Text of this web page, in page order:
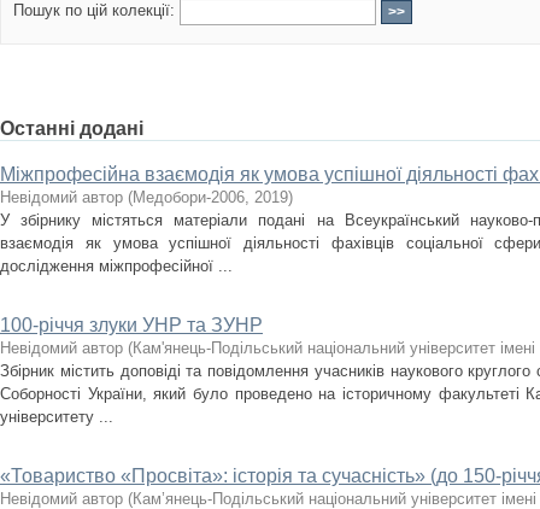
Пошук по цій колекції:
Останні додані
Міжпрофесійна взаємодія як умова успішної діяльності
Невідомий автор (Медобори-2006, 2019)
У збірнику містяться матеріали подані на Всеукраїнський
взаємодія як умова успішної діяльності фахівців соціальної
дослідження міжпрофесійної ...
100-річчя злуки УНР та ЗУНР
Невідомий автор (Кам'янець-Подільський національний університет імені
Збірник містить доповіді та повідомлення учасників наукового
Соборності України, який було проведено на історичному факультеті
університету ...
«Товариство «Просвіта»: історія та сучасність» (до 150-
Невідомий автор (Кам’янець-Подільський національний університет